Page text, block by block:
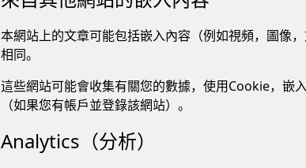
本網站上的文章可能包括嵌入內容（例如視頻，圖像
相同。
這些網站可能會收集有關您的數據，使用Cookie，嵌
（如果您有帳戶並登錄該網站）。
Analytics（分析）